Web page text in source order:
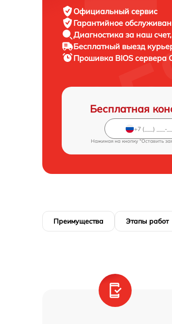
Официальный сервис
Гарантийное
Диагностика за наш счет,
Бесплатный выезд
Прошивка BIOS сервера
Бесплатная
Нажимая на кнопку "Оставить
Преимущества Этапы работ